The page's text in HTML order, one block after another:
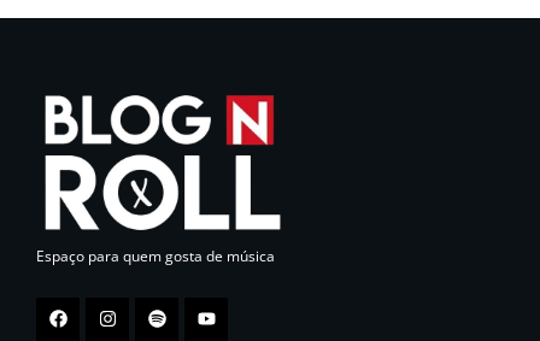
Espaço para quem gosta de música